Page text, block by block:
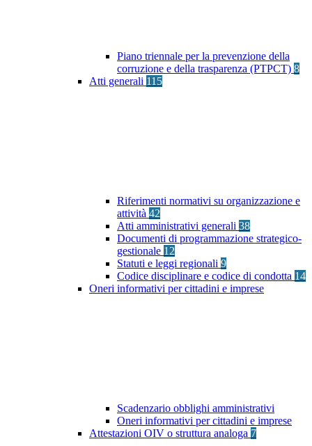
Piano triennale per la prevenzione della
corruzione e della trasparenza (PTPCT) 8
Atti generali 115
Riferimenti normativi su organizzazione e
attività 42
Atti amministrativi generali 38
Documenti di programmazione strategico-
gestionale 12
Statuti e leggi regionali 9
Codice disciplinare e codice di condotta 14
Oneri informativi per cittadini e imprese
Scadenzario obblighi amministrativi
Oneri informativi per cittadini e imprese
Attestazioni OIV o struttura analoga 7